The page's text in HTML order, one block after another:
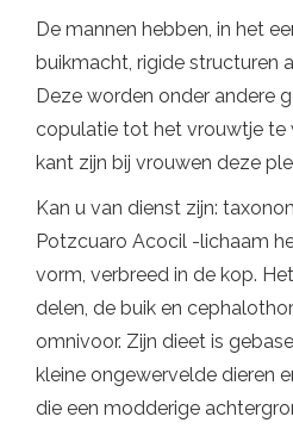
De mannen hebben, in het
buikmacht, rigide structuren
Deze worden onder andere
copulatie tot het vrouwtje te
kant zijn bij vrouwen deze
Kan u van dienst zijn:
Potzcuaro Acocil -lichaam
vorm, verbreed in de kop.
delen, de buik en
omnivoor. Zijn dieet is
kleine ongewervelde dieren
die een modderige